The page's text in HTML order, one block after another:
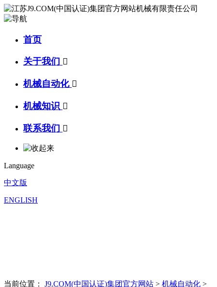
首页
关于我们 
机械自动化 
机械知识 
联系我们 
Language
中文版
ENGLISH
当前位置： J9.COM(中国认证)集团官方网站 > 机械自动化 >